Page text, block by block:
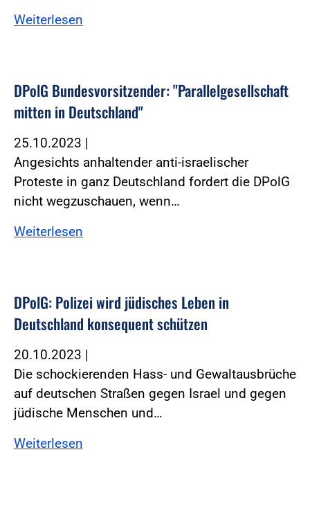
Weiterlesen
DPolG Bundesvorsitzender: "Parallelgesellschaft
mitten in Deutschland"
25.10.2023 |
Angesichts anhaltender anti-israelischer
Proteste in ganz Deutschland fordert die DPolG
nicht wegzuschauen, wenn…
Weiterlesen
DPolG: Polizei wird jüdisches Leben in
Deutschland konsequent schützen
20.10.2023 |
Die schockierenden Hass- und Gewaltausbrüche
auf deutschen Straßen gegen Israel und gegen
jüdische Menschen und…
Weiterlesen